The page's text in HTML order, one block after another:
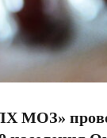
МОЗ»